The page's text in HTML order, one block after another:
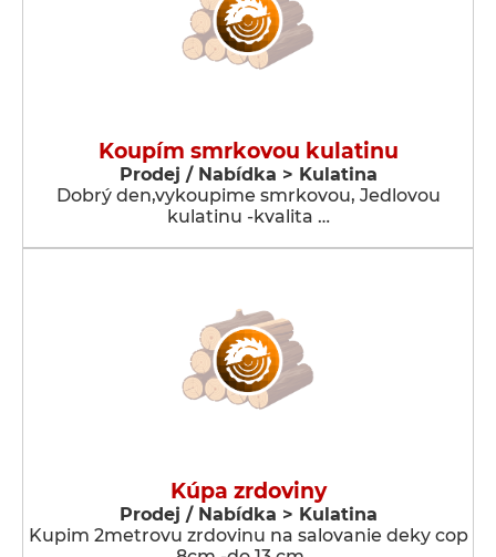
Koupím smrkovou kulatinu
Prodej / Nabídka > Kulatina
Dobrý den,vykoupime smrkovou, Jedlovou
kulatinu -kvalita …
Kúpa zrdoviny
Prodej / Nabídka > Kulatina
Kupim 2metrovu zrdovinu na salovanie deky cop